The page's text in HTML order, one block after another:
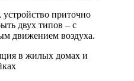
приточно
двух типов – с
движением воздуха.